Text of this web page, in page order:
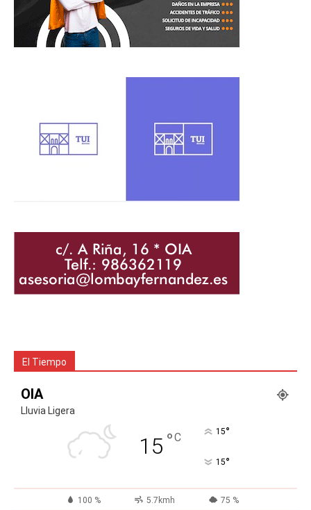
El Tiempo
OIA
Lluvia Ligera
15 °C 15°
15°
100 % 5.7kmh 75 %